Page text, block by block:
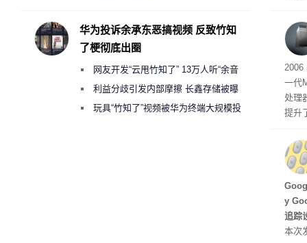
有
2006
一代
处理
提升
型
ss
y
追踪
本次
华为投诉余承东恶搞视频 反致竹知
了梗彻底出圈
网友开发“云甩竹知了” 13万人听“余音
绕梁”利益分歧引发内部摩擦 长鑫存储被曝
曾将华为驻场工程师驱逐出研发基地
玩具“竹知了”视频被华为终端大规模投